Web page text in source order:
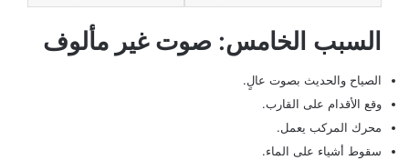
السبب الخامس: صوت غير مألوف
الصياح والحديث بصوت عالٍ.
وقع الأقدام على القارب.
محرك المركب يعمل.
سقوط أشياء على الماء.